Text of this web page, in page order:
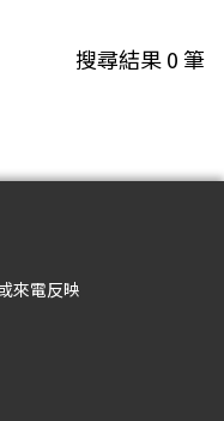
搜尋結果0筆
來電反映